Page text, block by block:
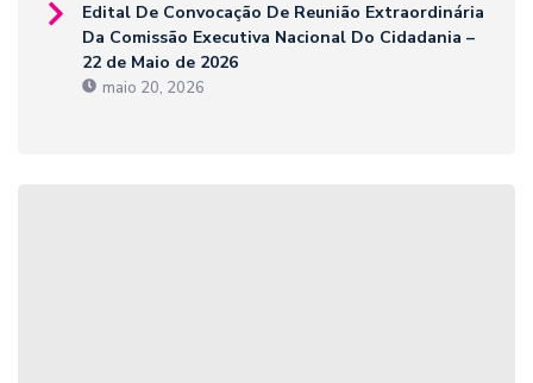
Edital De Convocação De Reunião Extraordinária
Da Comissão Executiva Nacional Do Cidadania –
22 de Maio de 2026
maio 20, 2026